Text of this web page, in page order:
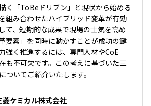
く「ToBeドリブン」と現状から始める
組み合わせたハイブリッド変革が有効
て、短期的な成果で現場の士気を高め
要素」を同時に動かすことが成功の鍵
強く推進するには、専門人材やCoE
も不可欠です。この考えに基づいた三
ついてご紹介いたします。
菱ケミカル株式会社